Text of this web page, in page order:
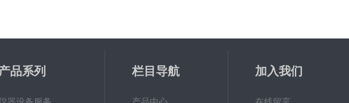
品系列 栏目导航 加入我们